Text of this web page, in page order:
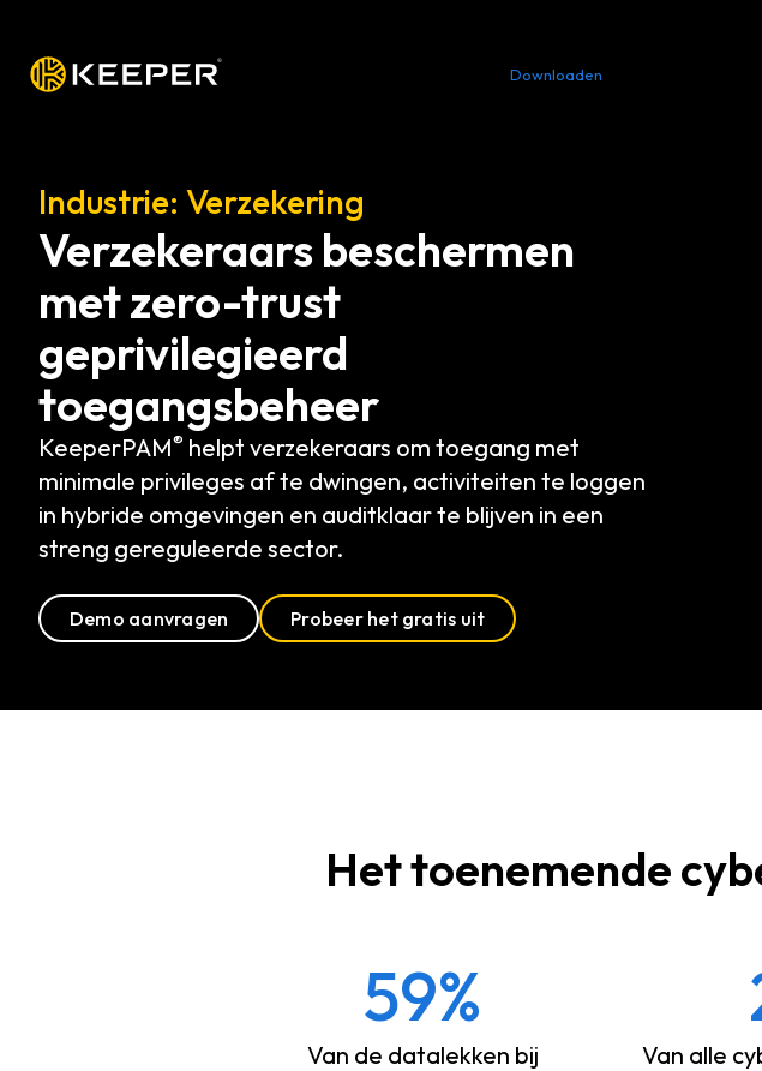
Downloaden
Industrie: Verzekering
Verzekeraars beschermen
met zero-trust
geprivilegieerd
toegangsbeheer
KeeperPAM® helpt verzekeraars om toegang met
minimale privileges af te dwingen, activiteiten te loggen
in hybride omgevingen en auditklaar te blijven in een
streng gereguleerde sector.
Demo aanvragen Probeer het gratis uit
Het toenemende
59%
Van de datalekken bij
Van alle